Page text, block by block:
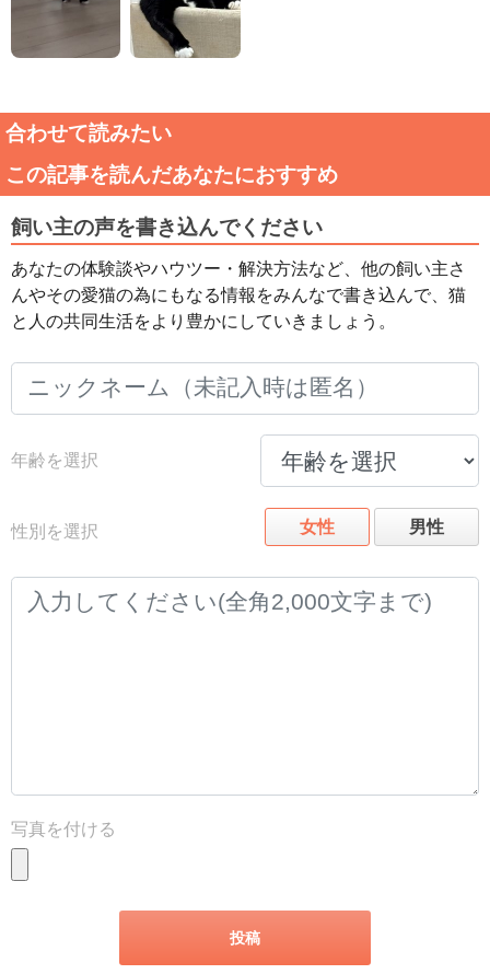
合わせて読みたい
この記事を読んだあなたにおすすめ
飼い主の声を書き込んでください
あなたの体験談やハウツー・解決方法など、他の飼い主さ
んやその愛猫の為にもなる情報をみんなで書き込んで、猫
と人の共同生活をより豊かにしていきましょう。
年齢を選択
性別を選択 女性 男性
写真を付ける